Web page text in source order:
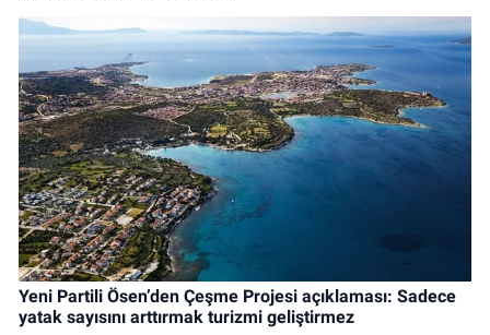
Yeni Partili Ösen’den Çeşme Projesi açıklaması: Sadece
yatak sayısını arttırmak turizmi geliştirmez